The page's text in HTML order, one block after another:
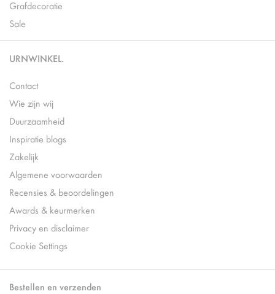
Grafdecoratie
Sale
URNWINKEL.
Contact
Wie zijn wij
Duurzaamheid
Inspiratie blogs
Zakelijk
Algemene voorwaarden
Recensies & beoordelingen
Awards & keurmerken
Privacy en disclaimer
Cookie Settings
Bestellen en verzenden